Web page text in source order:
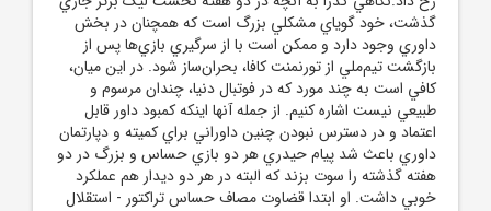
گذشت، خود گوياي مشکلي بزرگ است که همچنان در بخش
داوري وجود دارد و ممکن است با از سرگيري بازي‌ها پس از
بازگشت تيم‌ملي از تورنمنت کافا، بحران‌ساز شود. در اين ميان،
کافي است به چند مورد که در فوتبال دنيا، چندان مرسوم و
طبيعي نيست اشاره کنيم. از جمله آنها اينکه کمبود داور قابل
اعتماد و در دسترس نبودن چنين داوراني براي کميته و دپارتمان
داوري باعث شد پيام حيدري هر دو بازي حساس و بزرگ در دو
هفته گذشته را سوت بزند که البته در هر دو ديدار هم عملکرد
خوبي داشت. او ابتدا قضاوت مصاف حساس تراکتور - استقلال